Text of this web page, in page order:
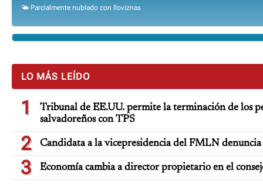
🌤️ Parcialmente nublado con lloviznas
LO MÁS LEÍDO
1
Tribunal de EE.UU. permite la terminación de los
salvadoreños con TPS
2 Candidata a la vicepresidencia del FMLN
3 Economía cambia a director propietario en el